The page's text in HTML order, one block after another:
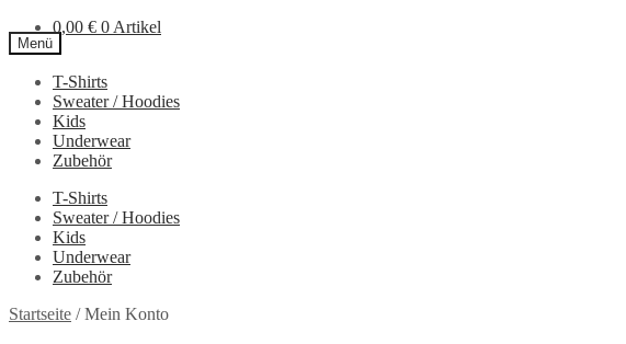
0,00 € 0 Artikel
Navigation
springen
Zum
Inhalt
springen
Menü
T-Shirts
Sweater / Hoodies
Kids
Underwear
Zubehör
T-Shirts
Sweater / Hoodies
Kids
Underwear
Zubehör
Startseite /Mein Konto